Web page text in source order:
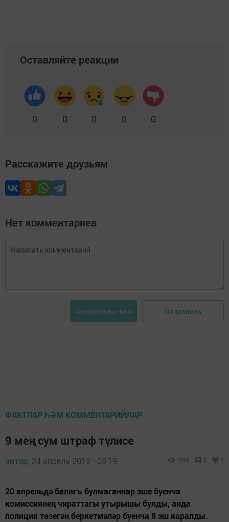
Оставляйте реакции
0 0 0 0 0
Расскажите друзьям
Нет комментариев
Авторизоваться Отправить
ФАКТЛАР ҺӘМ КОММЕНТАРИЙЛАР
9 мең сум штраф түлисе
автор, 24 апрель 2015 - 05:19 1058 0 0
20 апрельдә балигъ булмаганнар эше буенча
комиссиянең чираттагы утырышы булды, анда
полиция төзегән беркетмәләр буенча 8 эш каралды.